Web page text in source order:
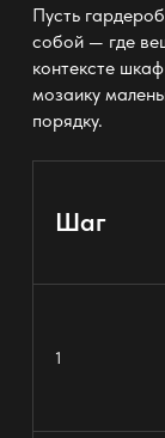
Пусть
собой — где
контексте
мозаику
порядку.
Шаг
1